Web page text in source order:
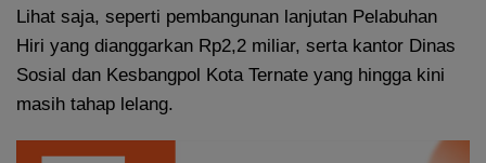
Lihat saja, seperti pembangunan lanjutan Pelabuhan
Hiri yang dianggarkan Rp2,2 miliar, serta kantor Dinas
Sosial dan Kesbangpol Kota Ternate yang hingga kini
masih tahap lelang.